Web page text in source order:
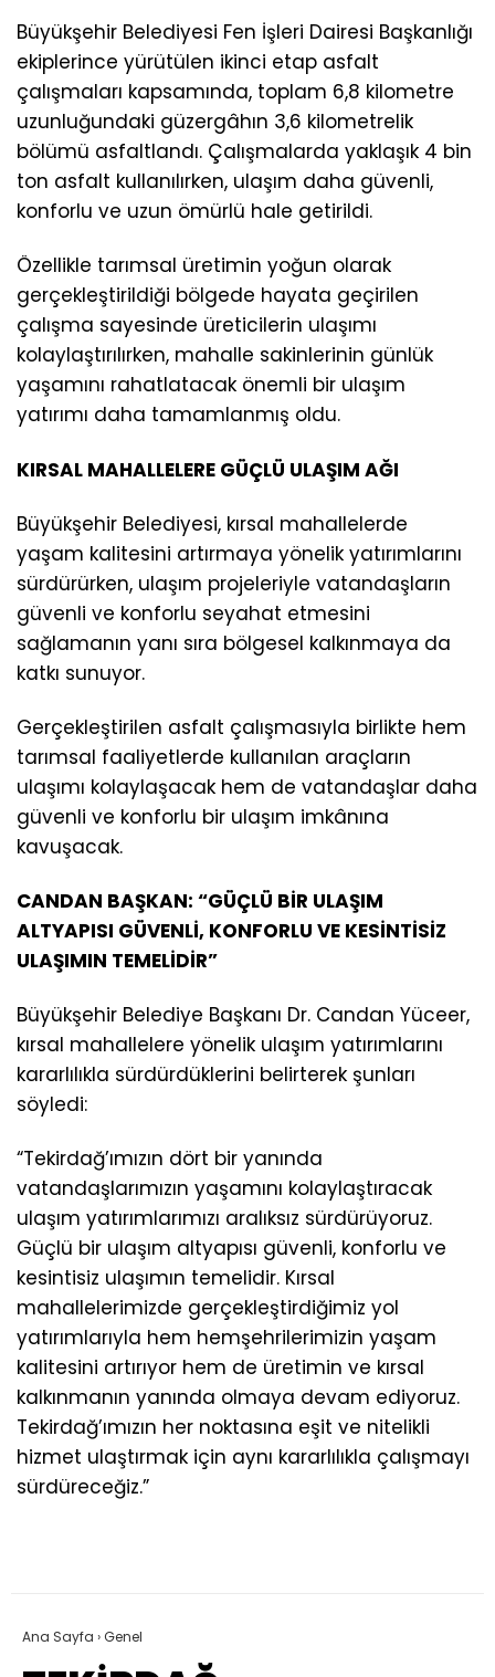
Büyükşehir Belediyesi Fen İşleri Dairesi Başkanlığı
ekiplerince yürütülen ikinci etap asfalt
çalışmaları kapsamında, toplam 6,8 kilometre
uzunluğundaki güzergâhın 3,6 kilometrelik
bölümü asfaltlandı. Çalışmalarda yaklaşık 4 bin
ton asfalt kullanılırken, ulaşım daha güvenli,
konforlu ve uzun ömürlü hale getirildi.
Özellikle tarımsal üretimin yoğun olarak
gerçekleştirildiği bölgede hayata geçirilen
çalışma sayesinde üreticilerin ulaşımı
kolaylaştırılırken, mahalle sakinlerinin günlük
yaşamını rahatlatacak önemli bir ulaşım
yatırımı daha tamamlanmış oldu.
KIRSAL MAHALLELERE GÜÇLÜ ULAŞIM AĞI
Büyükşehir Belediyesi, kırsal mahallelerde
yaşam kalitesini artırmaya yönelik yatırımlarını
sürdürürken, ulaşım projeleriyle vatandaşların
güvenli ve konforlu seyahat etmesini
sağlamanın yanı sıra bölgesel kalkınmaya da
katkı sunuyor.
Gerçekleştirilen asfalt çalışmasıyla birlikte hem
tarımsal faaliyetlerde kullanılan araçların
ulaşımı kolaylaşacak hem de vatandaşlar daha
güvenli ve konforlu bir ulaşım imkânına
kavuşacak.
CANDAN BAŞKAN: “GÜÇLÜ BİR ULAŞIM
ALTYAPISI GÜVENLİ, KONFORLU VE KESİNTİSİZ
ULAŞIMIN TEMELİDİR”
Büyükşehir Belediye Başkanı Dr. Candan Yüceer,
kırsal mahallelere yönelik ulaşım yatırımlarını
kararlılıkla sürdürdüklerini belirterek şunları
söyledi:
“Tekirdağ’ımızın dört bir yanında
vatandaşlarımızın yaşamını kolaylaştıracak
ulaşım yatırımlarımızı aralıksız sürdürüyoruz.
Güçlü bir ulaşım altyapısı güvenli, konforlu ve
kesintisiz ulaşımın temelidir. Kırsal
mahallelerimizde gerçekleştirdiğimiz yol
yatırımlarıyla hem hemşehrilerimizin yaşam
kalitesini artırıyor hem de üretimin ve kırsal
kalkınmanın yanında olmaya devam ediyoruz.
Tekirdağ’ımızın her noktasına eşit ve nitelikli
hizmet ulaştırmak için aynı kararlılıkla çalışmayı
sürdüreceğiz.”
Ana Sayfa ›Genel